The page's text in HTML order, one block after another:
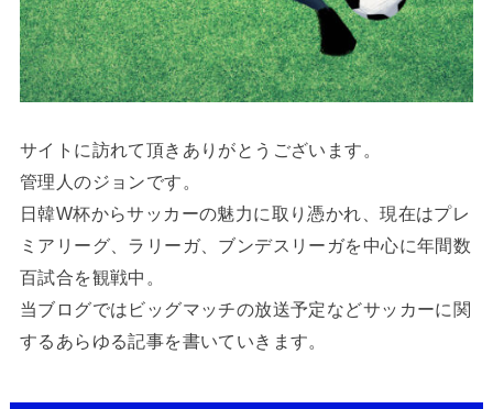
サイトに訪れて頂きありがとうございます。
管理人のジョンです。
日韓W杯からサッカーの魅力に取り憑かれ、現在はプレ
ミアリーグ、ラリーガ、ブンデスリーガを中心に年間数
百試合を観戦中。
当ブログではビッグマッチの放送予定などサッカーに関
するあらゆる記事を書いていきます。